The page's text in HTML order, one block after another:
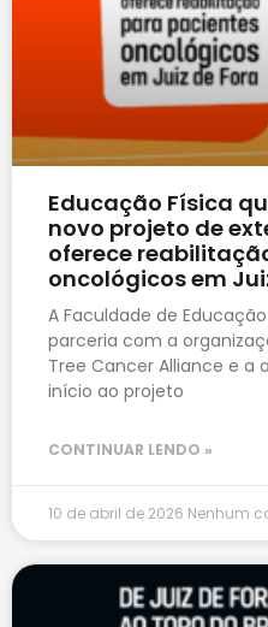
Educação Física
novo projeto de
oferece
oncológicos em
A Faculdade de
parceria com a
Tree Cancer Alliance e a
início ao projeto
CONTINUAR LENDO »
10 de abril de 2026 Nenhum